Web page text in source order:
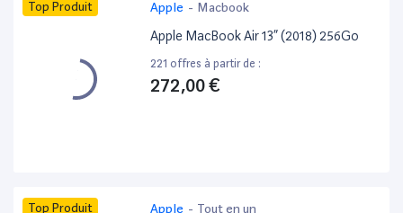
Top Produit Apple - Macbook
Apple MacBook Air 13” (2018) 256Go
221 offres à partir de :
272,00 €
Top Produit Apple - Tout en un